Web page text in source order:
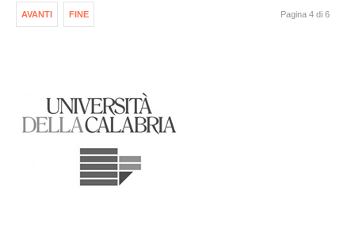
AVANTI FINE Pagina 4 di 6